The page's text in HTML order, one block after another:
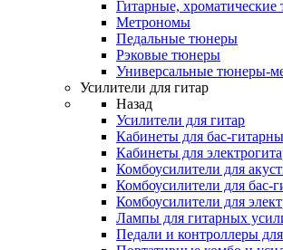
Гитарные,
Метрономы
Педальные тюнеры
Рэковые тюнеры
Универсальные тюнеры-
Усилители для гитар
Назад
Усилители для гитар
Кабинеты для бас-
Кабинеты для
Комбоусилители для
Комбоусилители для бас-
Комбоусилители для
Лампы для гитарных
Педали и контроллеры